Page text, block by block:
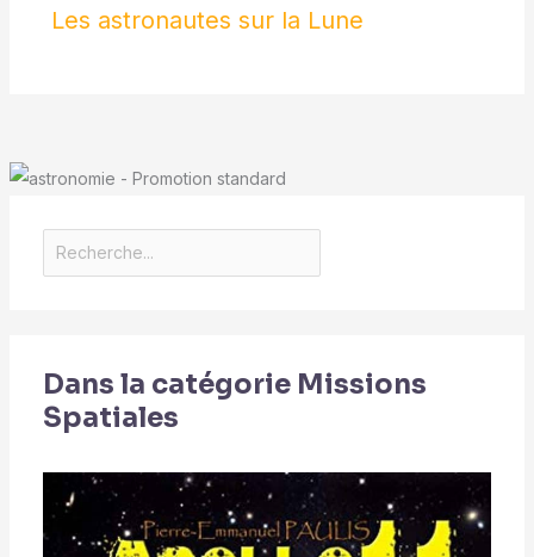
Les astronautes sur la Lune
Dans la catégorie Missions
Spatiales